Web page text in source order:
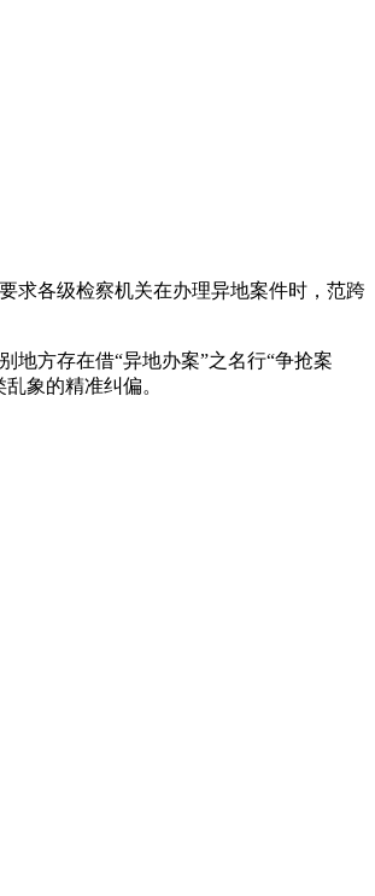
求各级检察机关在办理异地案件时，范跨
地方存在借“异地办案”之名行“争抢案
象的精准纠偏。